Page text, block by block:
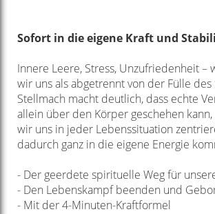
Sofort in die eigene Kraft und
Innere Leere, Stress, Unzufriedenheit –
wir uns als abgetrennt von der Fülle des
Stellmach macht deutlich, dass echte
allein über den Körper geschehen
wir uns in jeder Lebenssituation
dadurch ganz in die eigene Energie
- Der geerdete spirituelle Weg für
- Den Lebenskampf beenden und
- Mit der 4-Minuten-Kraftformel